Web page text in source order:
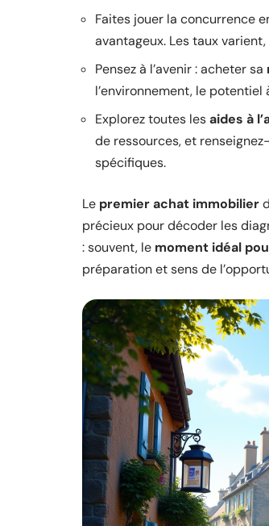
Faites jouer la concurrence
avantageux. Les taux
Pensez à l’avenir : acheter sa
l’environnement, le potentiel
Explorez toutes lesaides à
de ressources, et
spécifiques.
Le premier achat immobilier
précieux pour décoder les
: souvent, le moment idéal
préparation et sens de